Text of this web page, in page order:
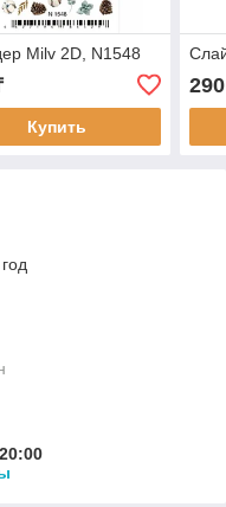
Milv 2D, N1548
Купить
290